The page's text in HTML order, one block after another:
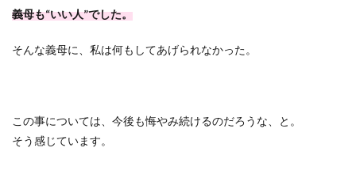
義母も“いい人”でした。
そんな義母に、私は何もしてあげられなかった。
この事については、今後も悔やみ続けるのだろうな、と。
そう感じています。